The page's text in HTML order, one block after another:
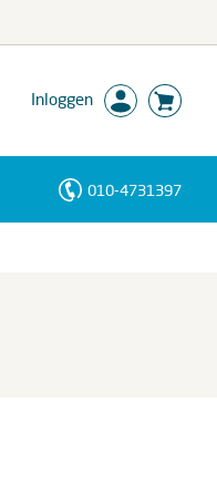
Inloggen
010-4731397